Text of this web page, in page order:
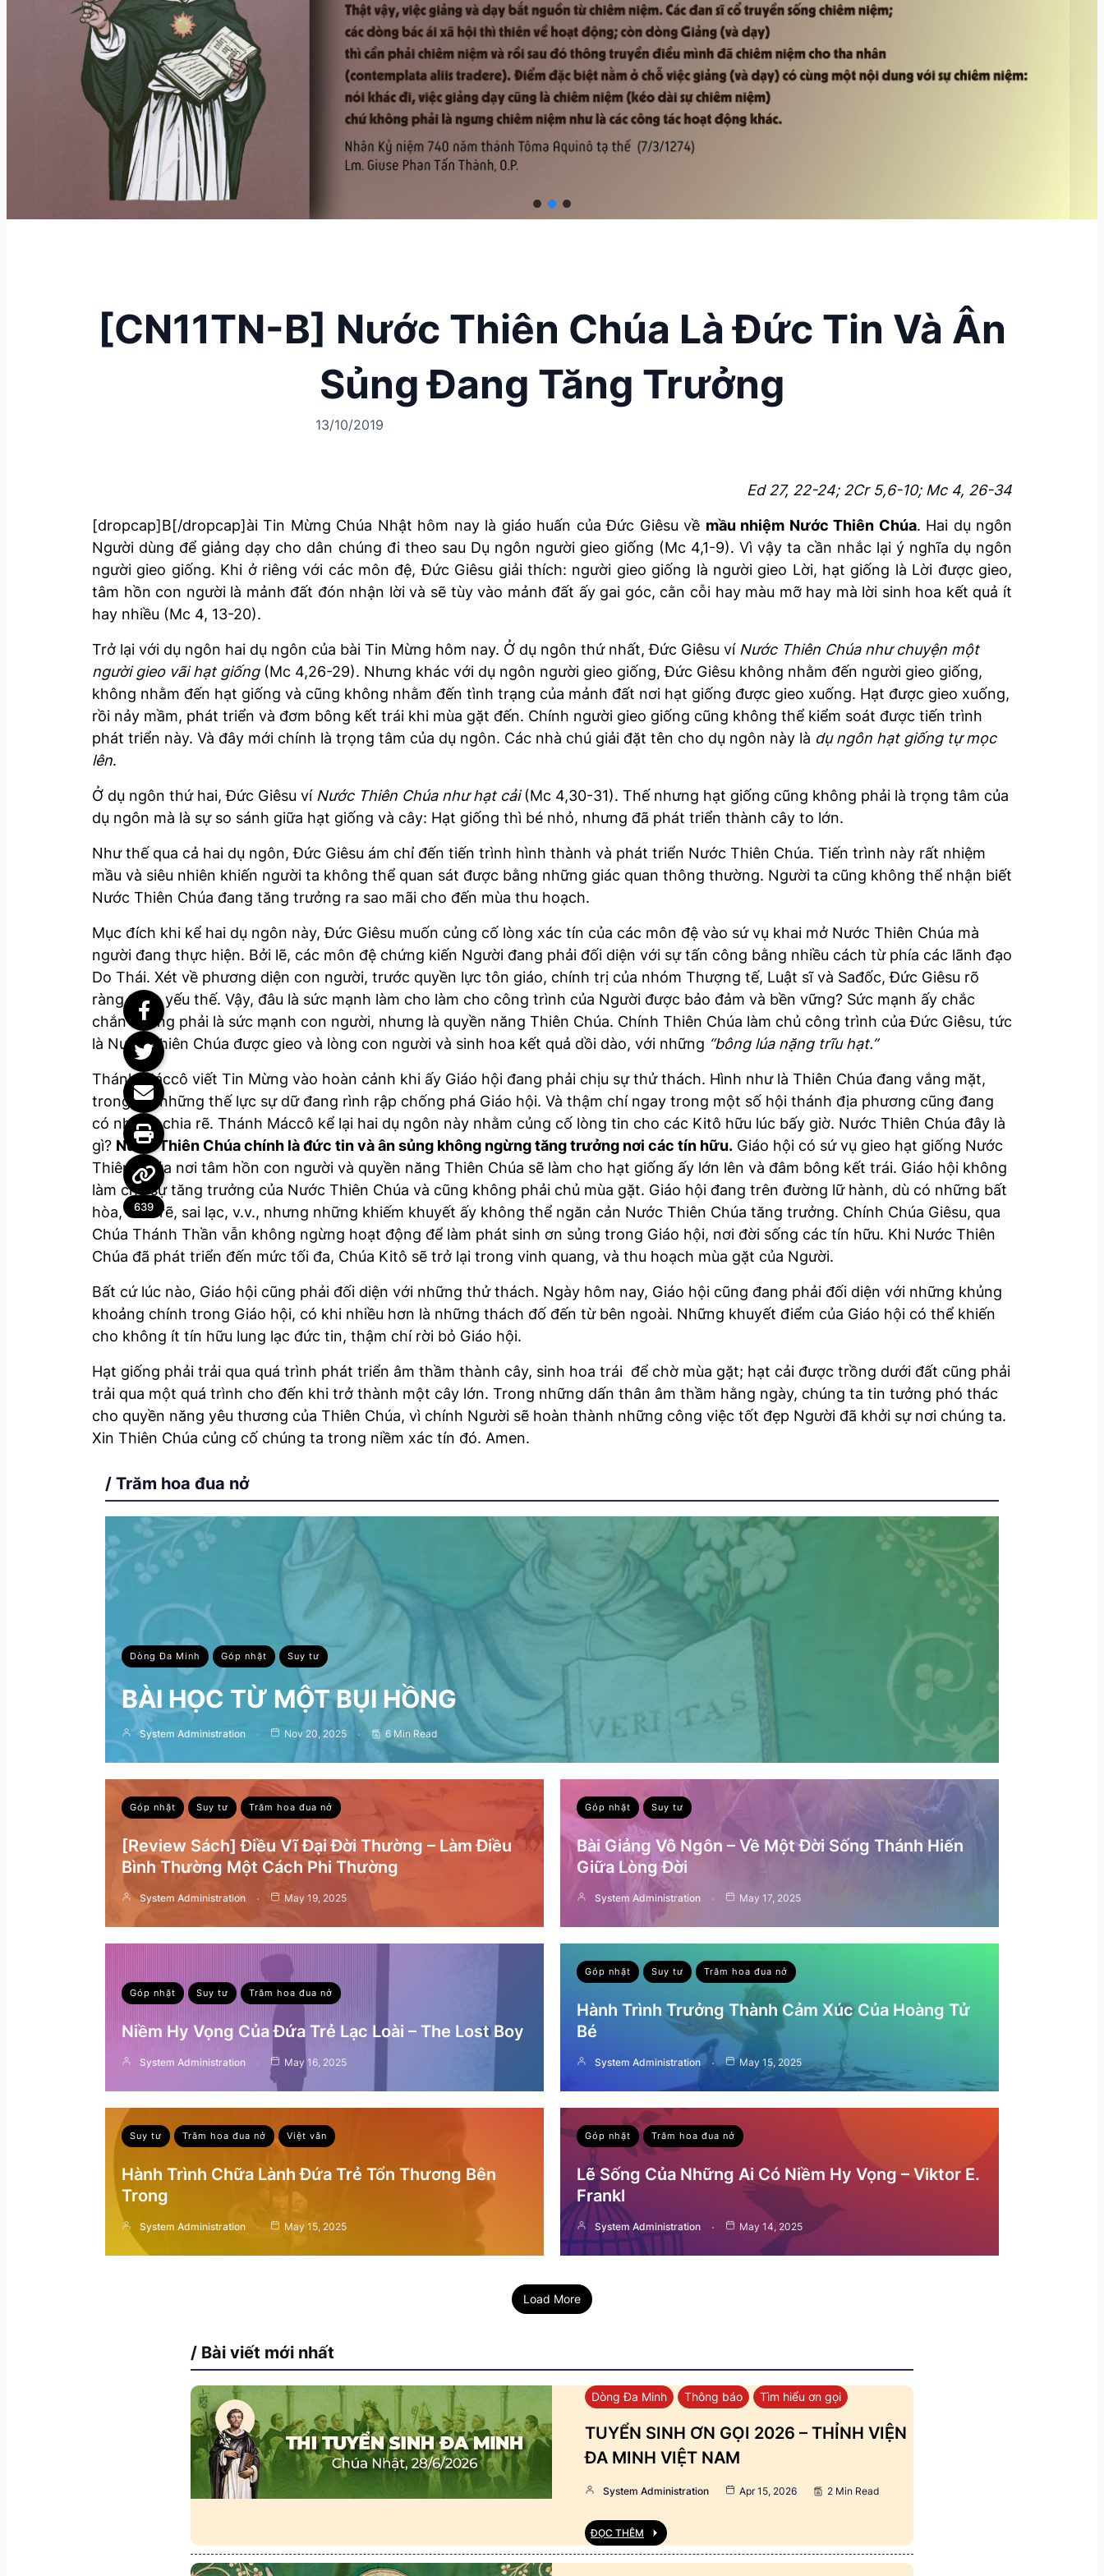
[CN11TN-B] Nước Thiên Chúa Là Đức Tin Và Ân
Sủng Đang Tăng Trưởng
13/10/2019
Ed 27, 22-24; 2Cr 5,6-10; Mc 4, 26-34
[dropcap]B[/dropcap]ài Tin Mừng Chúa Nhật hôm nay là giáo huấn của Đức Giêsu về mầu nhiệm Nước Thiên Chúa. Hai dụ ngôn
Người dùng để giảng dạy cho dân chúng đi theo sau Dụ ngôn người gieo giống (Mc 4,1-9). Vì vậy ta cần nhắc lại ý nghĩa dụ ngôn
người gieo giống. Khi ở riêng với các môn đệ, Đức Giêsu giải thích: người gieo giống là người gieo Lời, hạt giống là Lời được gieo,
tâm hồn con người là mảnh đất đón nhận lời và sẽ tùy vào mảnh đất ấy gai góc, cằn cỗi hay màu mỡ hay mà lời sinh hoa kết quả ít
hay nhiều (Mc 4, 13-20).
Trở lại với dụ ngôn hai dụ ngôn của bài Tin Mừng hôm nay. Ở dụ ngôn thứ nhất, Đức Giêsu ví Nước Thiên Chúa như chuyện một
người gieo vãi hạt giống (Mc 4,26-29). Nhưng khác với dụ ngôn người gieo giống, Đức Giêsu không nhằm đến người gieo giống,
không nhằm đến hạt giống và cũng không nhằm đến tình trạng của mảnh đất nơi hạt giống được gieo xuống. Hạt được gieo xuống,
rồi nảy mầm, phát triển và đơm bông kết trái khi mùa gặt đến. Chính người gieo giống cũng không thể kiểm soát được tiến trình
phát triển này. Và đây mới chính là trọng tâm của dụ ngôn. Các nhà chú giải đặt tên cho dụ ngôn này là dụ ngôn hạt giống tự mọc
lên.
Ở dụ ngôn thứ hai, Đức Giêsu ví Nước Thiên Chúa như hạt cải(Mc 4,30-31). Thế nhưng hạt giống cũng không phải là trọng tâm của
dụ ngôn mà là sự so sánh giữa hạt giống và cây: Hạt giống thì bé nhỏ, nhưng đã phát triển thành cây to lớn.
Như thế qua cả hai dụ ngôn, Đức Giêsu ám chỉ đến tiến trình hình thành và phát triển Nước Thiên Chúa. Tiến trình này rất nhiệm
mầu và siêu nhiên khiến người ta không thể quan sát được bằng những giác quan thông thường. Người ta cũng không thể nhận biết
Nước Thiên Chúa đang tăng trưởng ra sao mãi cho đến mùa thu hoạch.
Mục đích khi kể hai dụ ngôn này, Đức Giêsu muốn củng cố lòng xác tín của các môn đệ vào sứ vụ khai mở Nước Thiên Chúa mà
người đang thực hiện. Bởi lẽ, các môn đệ chứng kiến Người đang phải đối diện với sự tấn công bằng nhiều cách từ phía các lãnh đạo
Do Thái. Xét về phương diện con người, trước quyền lực tôn giáo, chính trị của nhóm Thượng tế, Luật sĩ và Sađốc, Đức Giêsu rõ
ràng tỏ ra yếu thế. Vậy, đâu là sức mạnh làm cho làm cho công trình của Người được bảo đảm và bền vững? Sức mạnh ấy chắc
chắn không phải là sức mạnh con người, nhưng là quyền năng Thiên Chúa. Chính Thiên Chúa làm chủ công trình của Đức Giêsu, tức
là Nước Thiên Chúa được gieo và lòng con người và sinh hoa kết quả dồi dào, với những “bông lúa nặng trĩu hạt.”
Thánh Máccô viết Tin Mừng vào hoàn cảnh khi ấy Giáo hội đang phải chịu sự thử thách. Hình như là Thiên Chúa đang vắng mặt,
trong khi những thế lực sự dữ đang rình rập chống phá Giáo hội. Và thậm chí ngay trong một số hội thánh địa phương cũng đang
có những chia rẽ. Thánh Máccô kể lại hai dụ ngôn này nhằm củng cố lòng tin cho các Kitô hữu lúc bấy giờ. Nước Thiên Chúa đây là
gì? Nước Thiên Chúa chính là đức tin và ân sủng không ngừng tăng trưởng nơi các tín hữu. Giáo hội có sứ vụ gieo hạt giống Nước
Thiên Chúa nơi tâm hồn con người và quyền năng Thiên Chúa sẽ làm cho hạt giống ấy lớn lên và đâm bông kết trái. Giáo hội không
làm chủ sự tăng trưởng của Nước Thiên Chúa và cũng không phải chủ mùa gặt. Giáo hội đang trên đường lữ hành, dù có những bất
hòa, chia rẽ, sai lạc, v.v., nhưng những khiếm khuyết ấy không thể ngăn cản Nước Thiên Chúa tăng trưởng. Chính Chúa Giêsu, qua
Chúa Thánh Thần vẫn không ngừng hoạt động để làm phát sinh ơn sủng trong Giáo hội, nơi đời sống các tín hữu. Khi Nước Thiên
Chúa đã phát triển đến mức tối đa, Chúa Kitô sẽ trở lại trong vinh quang, và thu hoạch mùa gặt của Người.
Bất cứ lúc nào, Giáo hội cũng phải đối diện với những thử thách. Ngày hôm nay, Giáo hội cũng đang phải đối diện với những khủng
khoảng chính trong Giáo hội, có khi nhiều hơn là những thách đố đến từ bên ngoài. Những khuyết điểm của Giáo hội có thể khiến
cho không ít tín hữu lung lạc đức tin, thậm chí rời bỏ Giáo hội.
Hạt giống phải trải qua quá trình phát triển âm thầm thành cây, sinh hoa trái để chờ mùa gặt; hạt cải được trồng dưới đất cũng phải
trải qua một quá trình cho đến khi trở thành một cây lớn. Trong những dấn thân âm thầm hằng ngày, chúng ta tin tưởng phó thác
cho quyền năng yêu thương của Thiên Chúa, vì chính Người sẽ hoàn thành những công việc tốt đẹp Người đã khởi sự nơi chúng ta.
Xin Thiên Chúa củng cố chúng ta trong niềm xác tín đó. Amen.
/ Trăm hoa đua nở
Dòng Đa Minh Góp nhặt Suy tư
BÀI HỌC TỪ MỘT BỤI HỒNG
System Administration Nov 20, 2025 6 Min Read
Góp nhặt Suy tư Trăm hoa đua nở
[Review Sách] Điều Vĩ Đại Đời Thường – Làm Điều
Bình Thường Một Cách Phi Thường
System Administration May 19, 2025
Góp nhặt Suy tư
Bài Giảng Vô Ngôn – Về Một Đời Sống Thánh Hiến
Giữa Lòng Đời
System Administration May 17, 2025
Góp nhặt Suy tư Trăm hoa đua nở
Niềm Hy Vọng Của Đứa Trẻ Lạc Loài – The Lost Boy
System Administration May 16, 2025
Góp nhặt Suy tư Trăm hoa đua nở
Hành Trình Trưởng Thành Cảm Xúc Của Hoàng Tử
Bé
System Administration May 15, 2025
Suy tư Trăm hoa đua nở Việt văn
Hành Trình Chữa Lành Đứa Trẻ Tổn Thương Bên
Trong
System Administration May 15, 2025
Góp nhặt Trăm hoa đua nở
Lẽ Sống Của Những Ai Có Niềm Hy Vọng – Viktor E.
Frankl
System Administration May 14, 2025
Load More
/ Bài viết mới nhất
Dòng Đa Minh Thông báo Tìm hiểu ơn gọi
TUYỂN SINH ƠN GỌI 2026 – THỈNH VIỆN
ĐA MINH VIỆT NAM
System Administration Apr 15, 2026 2 Min Read
ĐỌC THÊM
639